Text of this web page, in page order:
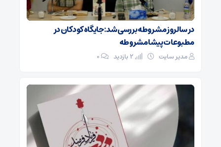
در سالروز مشروطه بررسی شد: جایگاه کودکان در
مطبوعات پیشامشروطه
مدیر سایت ۰